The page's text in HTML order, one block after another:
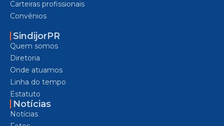
Carteiras profissionais
Convênios
SindijorPR
Quem somos
Diretoria
Onde atuamos
Linha do tempo
Estatuto
Notícias
Notícias